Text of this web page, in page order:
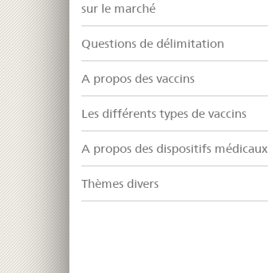
sur le marché
Questions de délimitation
A propos des vaccins
Les différents types de vaccins
A propos des dispositifs médicaux
Thèmes divers